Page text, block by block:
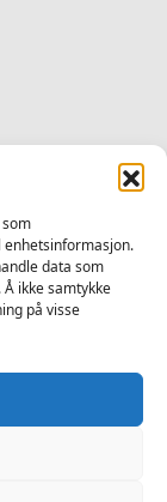
data som
ikke samtykke
på visse
og tilbod